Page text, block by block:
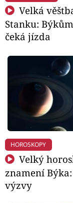
Velká
Stanku:
čeká jízda
HOROSKOPY
Velký
znamení
výzvy